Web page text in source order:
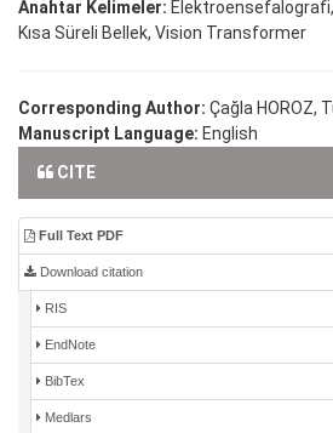
Anahtar Kelimeler:
Kısa Süreli Bellek, Vision Transformer
Corresponding Author: Çağla HOROZ,
Manuscript Language: English
CITE
Full Text PDF
Download citation
RIS
EndNote
BibTex
Medlars